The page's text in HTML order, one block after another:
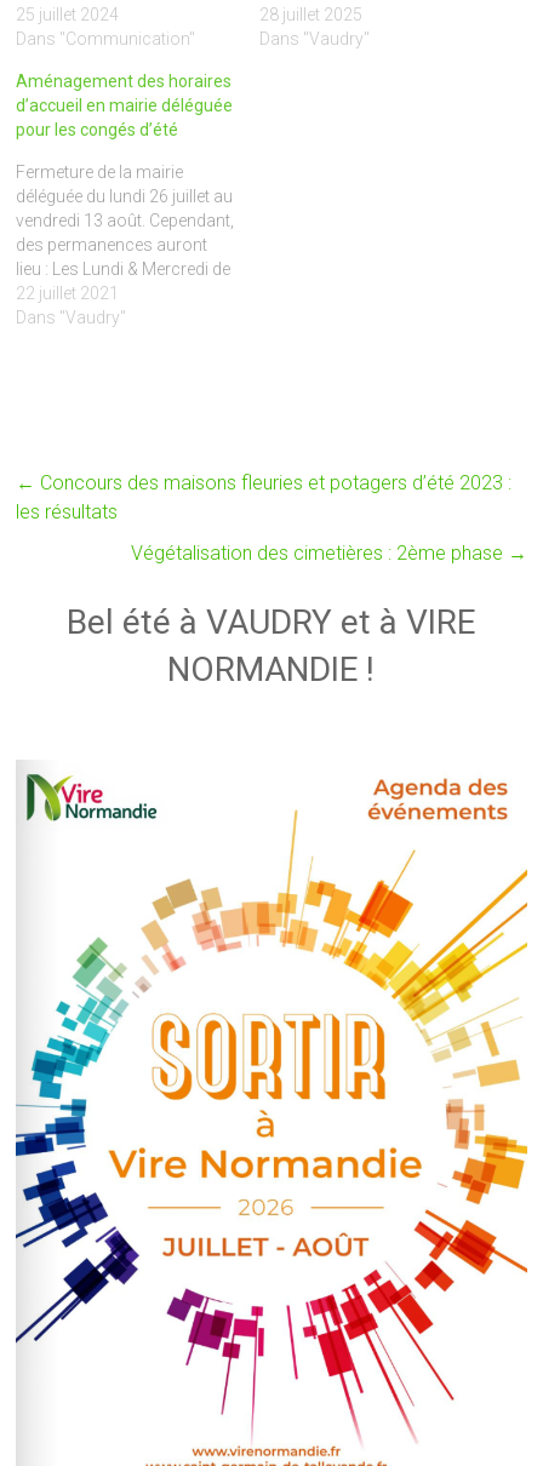
25 juillet 2024
Dans "Communication"
28 juillet 2025
Dans "Vaudry"
Aménagement des horaires
d’accueil en mairie déléguée
pour les congés d’été
Fermeture de la mairie
déléguée du lundi 26 juillet au
vendredi 13 août. Cependant,
des permanences auront
lieu : Les Lundi & Mercredi de
8h30 à 12h30Le Jeudi de
14h00 à 18h00
22 juillet 2021
Dans "Vaudry"
← Concours des maisons fleuries et potagers d’été 2023 :
les résultats
Végétalisation des cimetières : 2ème phase →
Bel été à VAUDRY et à VIRE
NORMANDIE !